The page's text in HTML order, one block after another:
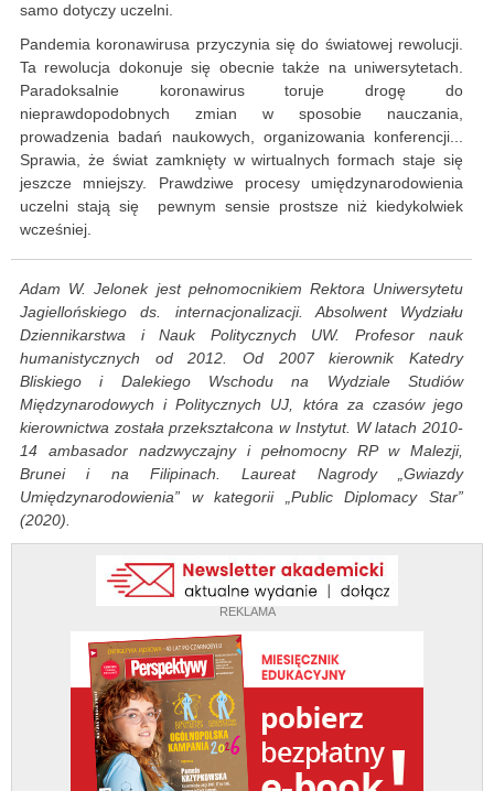
REKLAMA
samo dotyczy uczelni.
Pandemia koronawirusa przyczynia się do światowej rewolucji.
Ta rewolucja dokonuje się obecnie także na uniwersytetach.
Paradoksalnie koronawirus toruje drogę do
nieprawdopodobnych zmian w sposobie nauczania,
prowadzenia badań naukowych, organizowania konferencji...
Sprawia, że świat zamknięty w wirtualnych formach staje się
jeszcze mniejszy. Prawdziwe procesy umiędzynarodowienia
uczelni stają się pewnym sensie prostsze niż kiedykolwiek
wcześniej.
Adam W. Jelonek jest pełnomocnikiem Rektora Uniwersytetu
Jagiellońskiego ds. internacjonalizacji. Absolwent Wydziału
Dziennikarstwa i Nauk Politycznych UW. Profesor nauk
humanistycznych od 2012. Od 2007 kierownik Katedry
Bliskiego i Dalekiego Wschodu na Wydziale Studiów
Międzynarodowych i Politycznych UJ, która za czasów jego
kierownictwa została przekształcona w Instytut. W latach 2010-
14 ambasador nadzwyczajny i pełnomocny RP w Malezji,
Brunei i na Filipinach. Laureat Nagrody „Gwiazdy
Umiędzynarodowienia” w kategorii „Public Diplomacy Star”
(2020).